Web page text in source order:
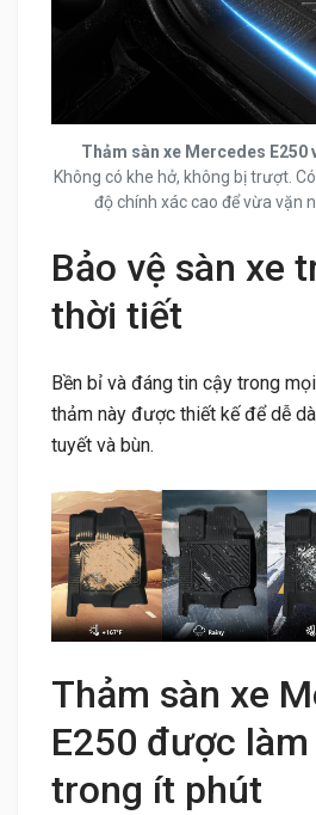
Thảm sàn xe Mercedes E250
Không có khe hở, không bị trượt.
độ chính xác cao để vừa vặn
Bảo vệ sàn xe
thời tiết
Bền bỉ và đáng tin cậy trong
thảm này được thiết kế để dễ
tuyết và bùn.
Thảm sàn xe
E250 được
trong ít phút